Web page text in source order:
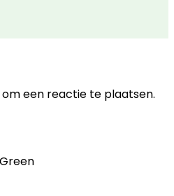
om een reactie te plaatsen.